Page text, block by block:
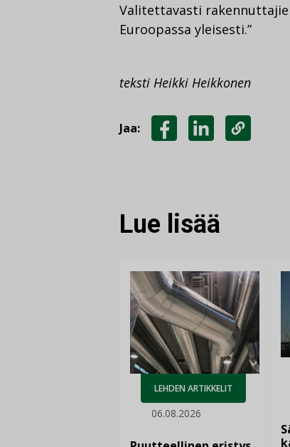
Valitettavasti
Euroopassa yleisesti.”
teksti Heikki Heikkonen
Jaa:
Lue lisää
LEHDEN ARTIKKELIT
06.08.2026